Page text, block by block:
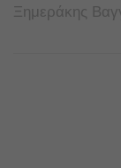
Ξημεράκης